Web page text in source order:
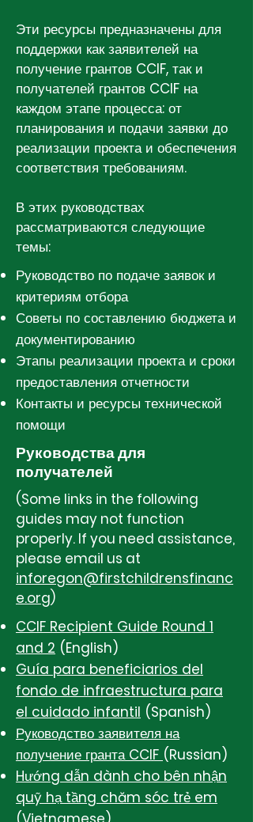
Эти ресурсы предназначены для
поддержки как заявителей на
получение грантов CCIF, так и
получателей грантов CCIF на
каждом этапе процесса: от
планирования и подачи заявки до
реализации проекта и обеспечения
соответствия требованиям.
В этих руководствах
рассматриваются следующие
темы:
Руководство по подаче заявок и
критериям отбора
Советы по составлению бюджета и
документированию
Этапы реализации проекта и сроки
предоставления отчетности
Контакты и ресурсы технической
помощи
Руководства для
получателей
(Some links in the following
guides may not function
properly. If you need assistance,
please email us at
inforegon@firstchildrensfinanc
e.org)
CCIF Recipient Guide Round 1
and 2 (English)
Guía para beneficiarios del
fondo de infraestructura para
el cuidado infantil (Spanish)
Руководство заявителя на
получение гранта CCIF (Russian)
Hướng dẫn dành cho bên nhận
quỹ hạ tầng chăm sóc trẻ em